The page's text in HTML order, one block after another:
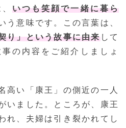
いつも笑顔で一緒に暮ら
う意味です。この言葉は、
り」という故事に由来して
の内容をご紹介しましょ
高い「康王」の側近の一人
いました。ところが、康王
れ、夫婦は引き裂かれてし